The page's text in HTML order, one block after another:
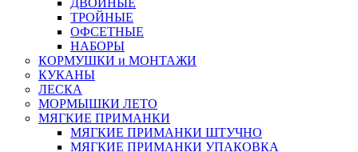
ДВОЙНЫЕ
ТРОЙНЫЕ
ОФСЕТНЫЕ
НАБОРЫ
КОРМУШКИ и МОНТАЖИ
КУКАНЫ
ЛЕСКА
МОРМЫШКИ ЛЕТО
МЯГКИЕ ПРИМАНКИ
МЯГКИЕ ПРИМАНКИ ШТУЧНО
МЯГКИЕ ПРИМАНКИ УПАКОВКА